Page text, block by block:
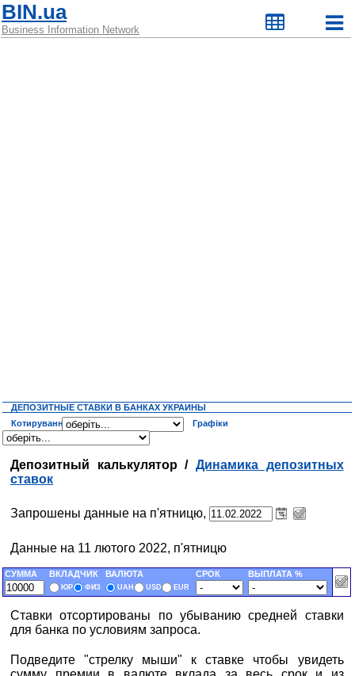
BIN.ua
Business Information Network
ДЕПОЗИТНЫЕ СТАВКИ В БАНКАХ УКРАИНЫ
Котирування
Графіки
Депозитный калькулятор / Динамика депозитных
ставок
Запрошены данные на п'ятницю,
Данные на 11 лютого 2022, п'ятницю
СУММА ВКЛАДЧИК ВАЛЮТА СРОК ВЫПЛАТА %
ЮР ФИЗ UAH USD EUR
Ставки отсортированы по убыванию средней ставки
для банка по условиям запроса.
Подведите "стрелку мыши" к ставке чтобы увидеть